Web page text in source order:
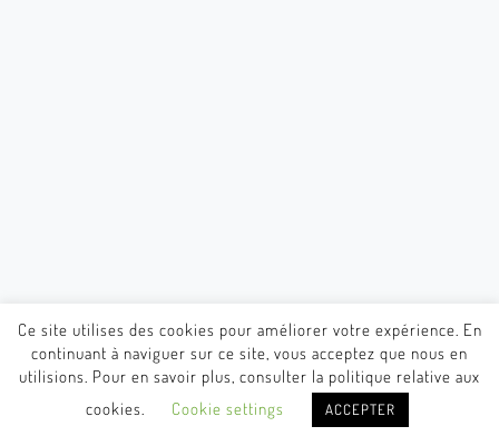
Ce site utilises des cookies pour améliorer votre expérience. En
continuant à naviguer sur ce site, vous acceptez que nous en
utilisions. Pour en savoir plus, consulter la politique relative aux
cookies.
Cookie settings ACCEPTER